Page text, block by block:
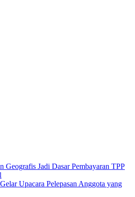
Geografis Jadi Dasar Pembayaran TPP
Upacara Pelepasan Anggota yang